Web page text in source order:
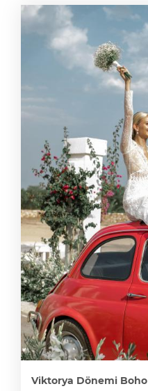
Viktorya Dönemi